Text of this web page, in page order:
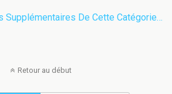
Supplémentaires De Cette Catégorie…
Retour au début